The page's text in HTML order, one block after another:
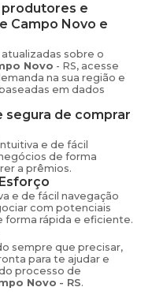
e
Campo Novo e
sobre o
Novo - RS, acesse
na sua região e
em dados
segura de comprar
e de fácil
de forma
a prêmios.
e de fácil navegação
com potenciais
forma rápida e eficiente.
sempre que precisar,
para te ajudar e
processo de
Novo - RS.